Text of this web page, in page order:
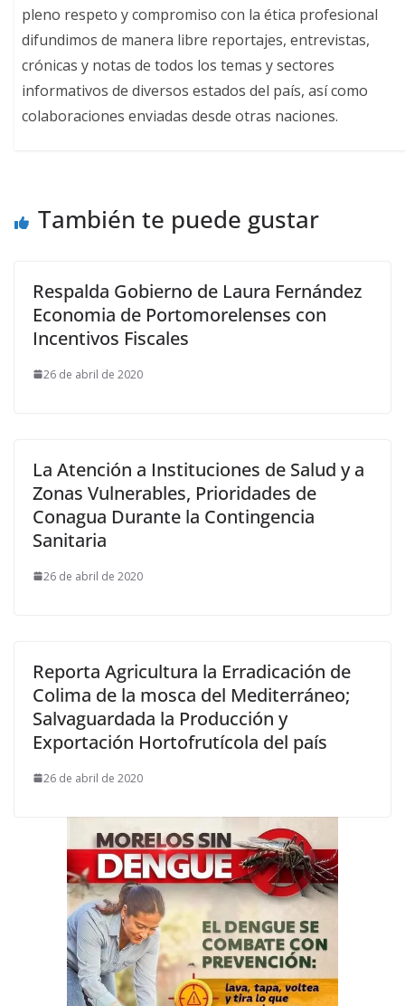
pleno respeto y compromiso con la ética profesional
difundimos de manera libre reportajes, entrevistas,
crónicas y notas de todos los temas y sectores
informativos de diversos estados del país, así como
colaboraciones enviadas desde otras naciones.
También te puede gustar
Respalda Gobierno de Laura Fernández
Economia de Portomorelenses con
Incentivos Fiscales
26 de abril de 2020
La Atención a Instituciones de Salud y a
Zonas Vulnerables, Prioridades de
Conagua Durante la Contingencia
Sanitaria
26 de abril de 2020
Reporta Agricultura la Erradicación de
Colima de la mosca del Mediterráneo;
Salvaguardada la Producción y
Exportación Hortofrutícola del país
26 de abril de 2020